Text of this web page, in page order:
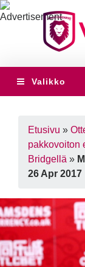
Valikko
Etusivu »
pakkovoiton
Bridgellä »
26 Apr 2017